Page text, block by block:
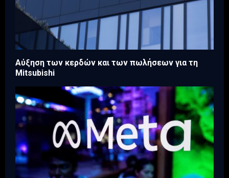
Aύξηση των κερδών και των πωλήσεων για τη
Mitsubishi